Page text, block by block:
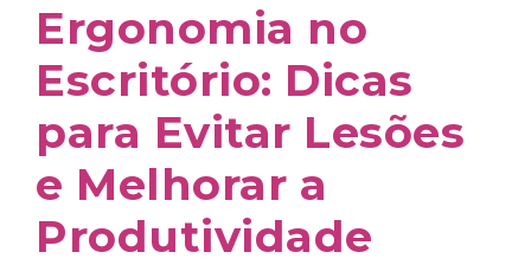
Ergonomia no
Escritório: Dicas
para Evitar Lesões
e Melhorar a
Produtividade